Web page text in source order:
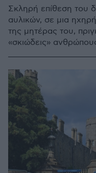
Σκληρή επίθεση του
αυλικών, σε μια
της μητέρας του,
«σκιώδεις»